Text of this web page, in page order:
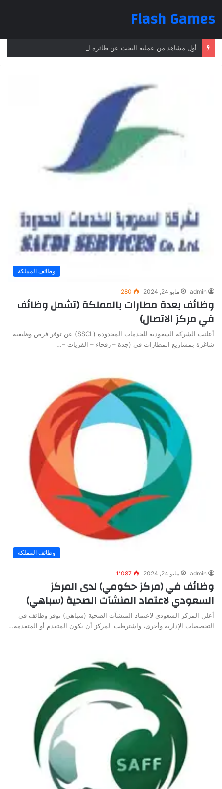
Flash Games
وظائف المملكة
admin مايو 24, 2024 280
وظائف بعدة مطارات بالمملكة (تشمل وظائف
في مركز الاتصال)
أعلنت الشركة السعودية للخدمات المحدودة (SSCL) عن توفر فرص وظيفية
شاغرة بمشاريع المطارات في (جدة – رفحاء – القريات –…
وظائف المملكة
admin مايو 24, 2024 1٬087
وظائف في (مركز حكومي) لدى المركز
السعودي لاعتماد المنشآت الصحية (سباهي)
أعلن المركز السعودي لاعتماد المنشآت الصحية (سباهي) توفر وظائف في
التخصصات الإدارية وأخرى، واشترطت المركز أن يكون المتقدم أو المتقدمة…